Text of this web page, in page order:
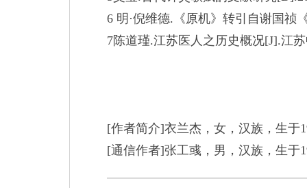
6 明·倪维德. 《原机》转引自谢国祯
7陈道瑾.江苏医人之历史概况[J].江
[作者简介]衣兰杰，女，汉族，生于
[通信作者]张工彧，男，汉族，生于